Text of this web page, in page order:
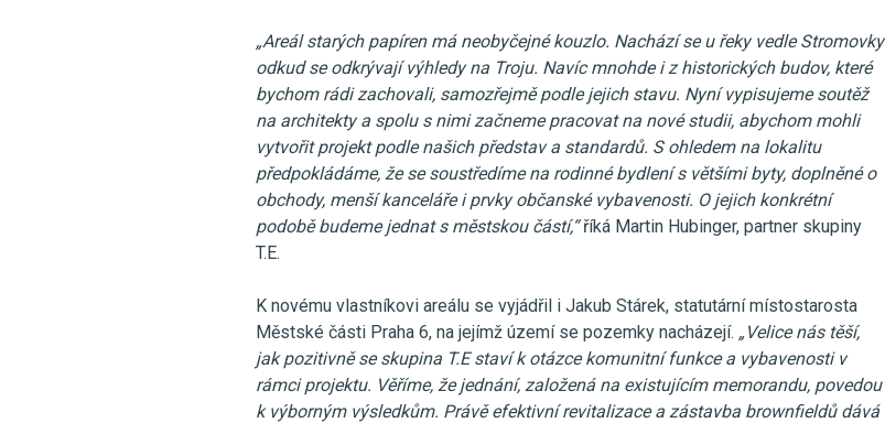
„Areál starých papíren má neobyčejné kouzlo. Nachází se u řeky vedle Stromovky
odkud se odkrývají výhledy na Troju. Navíc mnohde i z historických budov, které
bychom rádi zachovali, samozřejmě podle jejich stavu. Nyní vypisujeme soutěž
na architekty a spolu s nimi začneme pracovat na nové studii, abychom mohli
vytvořit projekt podle našich představ a standardů. S ohledem na lokalitu
předpokládáme, že se soustředíme na rodinné bydlení s většími byty, doplněné o
obchody, menší kanceláře i prvky občanské vybavenosti. O jejich konkrétní
podobě budeme jednat s městskou částí,“říká Martin Hubinger, partner skupiny
T.E.
K novému vlastníkovi areálu se vyjádřil i Jakub Stárek, statutární místostarosta
Městské části Praha 6, na jejímž území se pozemky nacházejí. „Velice nás těší,
jak pozitivně se skupina T.E staví k otázce komunitní funkce a vybavenosti v
rámci projektu. Věříme, že jednání, založená na existujícím memorandu, povedou
k výborným výsledkům. Právě efektivní revitalizace a zástavba brownfieldů dává